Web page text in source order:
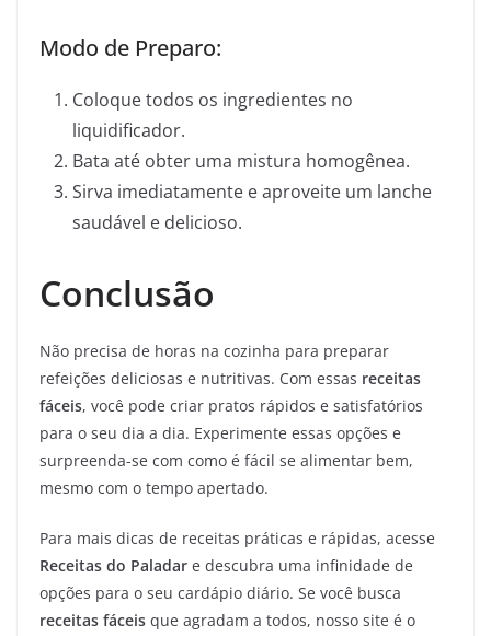
Modo de Preparo:
Coloque todos os ingredientes no
liquidificador.
Bata até obter uma mistura homogênea.
Sirva imediatamente e aproveite um lanche
saudável e delicioso.
Conclusão
Não precisa de horas na cozinha para preparar
refeições deliciosas e nutritivas. Com essas receitas
fáceis, você pode criar pratos rápidos e satisfatórios
para o seu dia a dia. Experimente essas opções e
surpreenda-se com como é fácil se alimentar bem,
mesmo com o tempo apertado.
Para mais dicas de receitas práticas e rápidas, acesse
Receitas do Paladar e descubra uma infinidade de
opções para o seu cardápio diário. Se você busca
receitas fáceis que agradam a todos, nosso site é o